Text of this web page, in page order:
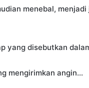
menebal,
yang disebutkan
mengirimkan angin…